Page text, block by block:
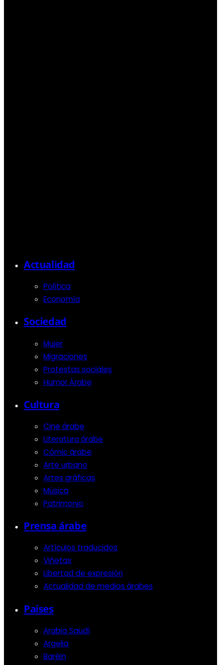
Actualidad
Política
Economía
Sociedad
Mujer
Migraciones
Protestas sociales
Humor Árabe
Cultura
Cine árabe
Literatura árabe
Cómic árabe
Arte urbano
Artes gráficas
Música
Patrimonio
Prensa árabe
Artículos traducidos
Viñetas
Libertad de expresión
Actualidad de medios árabes
Países
Arabia Saudí
Argelia
Baréin